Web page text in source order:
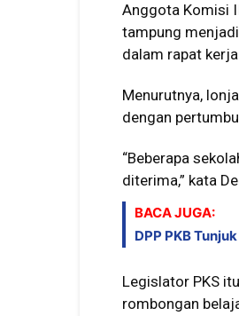
Anggota Komisi
tampung
dalam rapat
Menurutnya,
dengan
“Beberapa
diterima,” kata
BACA JUGA:
DPP PKB
Legislator PKS
rombongan